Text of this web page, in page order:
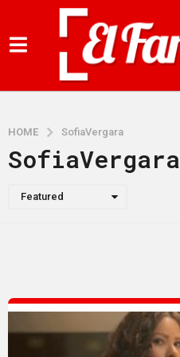
HOME SofiaVergara
SofiaVergara
Featured